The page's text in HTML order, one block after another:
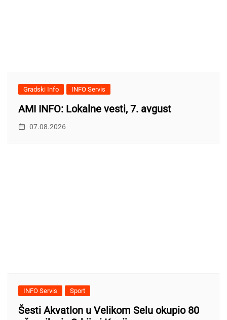
Gradski Info INFO Servis
AMI INFO: Lokalne vesti, 7. avgust
07.08.2026
INFO Servis Sport
Šesti Akvatlon u Velikom Selu okupio 80